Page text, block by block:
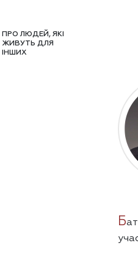
ПРО ЛЮДЕЙ, ЯКІ
ЖИВУТЬ ДЛЯ
ІНШИХ
Б